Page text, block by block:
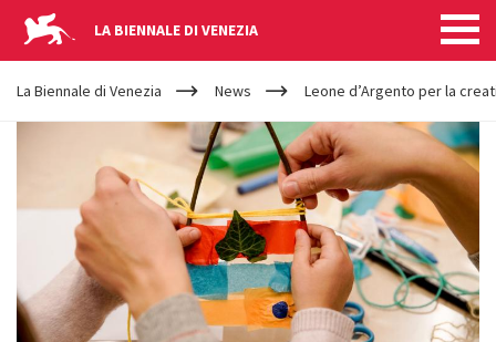
LA BIENNALE DI VENEZIA
YOUR
ARE
HERE
La Biennale di Venezia News Leone d’Argento per la